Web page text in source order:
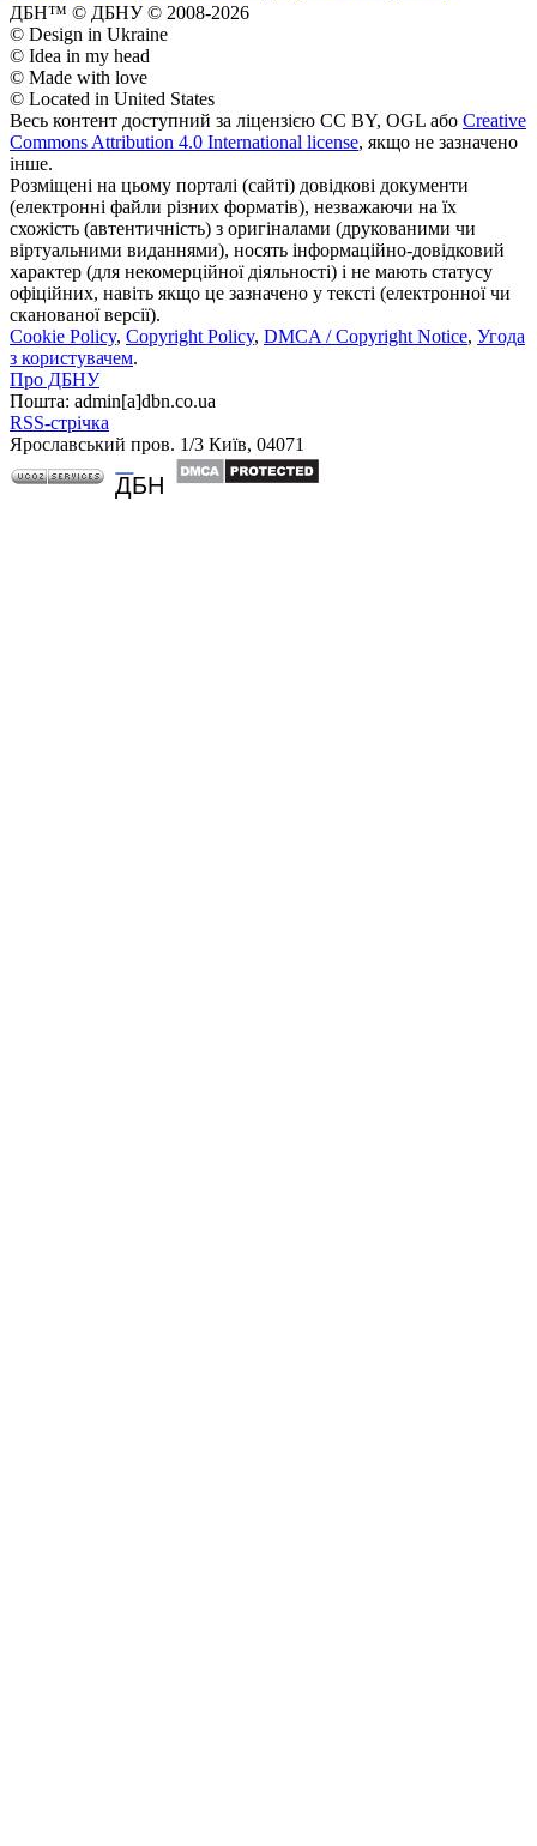
ДБН™ © ДБНУ © 2008-2026
© Design in Ukraine
© Idea in my head
© Made with love
© Located in United States
Весь контент доступний за ліцензією CC BY, OGL або Creative
Commons Attribution 4.0 International license, якщо не зазначено
інше.
Розміщені на цьому порталі (сайті) довідкові документи
(електронні файли різних форматів), незважаючи на їх
схожість (автентичність) з оригіналами (друкованими чи
віртуальними виданнями), носять інформаційно-довідковий
характер (для некомерційної діяльності) і не мають статусу
офіційних, навіть якщо це зазначено у тексті (електронної чи
сканованої версії).
Cookie Policy, Copyright Policy, DMCA / Copyright Notice, Угода
з користувачем.
Про ДБНУ
Пошта: admin[а]dbn.co.ua
RSS-стрічка
Ярославський пров. 1/3 Київ, 04071